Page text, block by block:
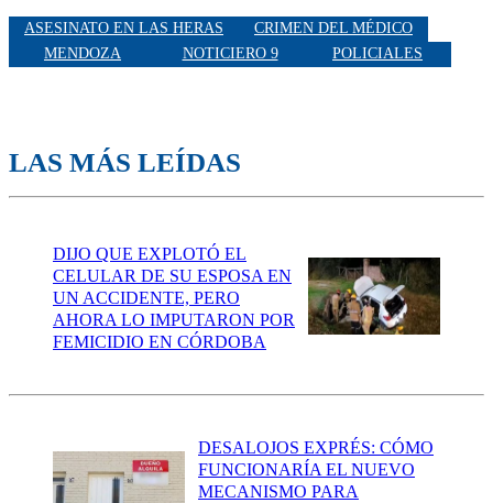
ASESINATO EN LAS HERAS
CRIMEN DEL MÉDICO
MENDOZA
NOTICIERO 9 POLICIALES
LAS MÁS LEÍDAS
DIJO QUE EXPLOTÓ EL
CELULAR DE SU ESPOSA EN
UN ACCIDENTE, PERO
AHORA LO IMPUTARON POR
FEMICIDIO EN CÓRDOBA
DESALOJOS EXPRÉS: CÓMO
FUNCIONARÍA EL NUEVO
MECANISMO PARA